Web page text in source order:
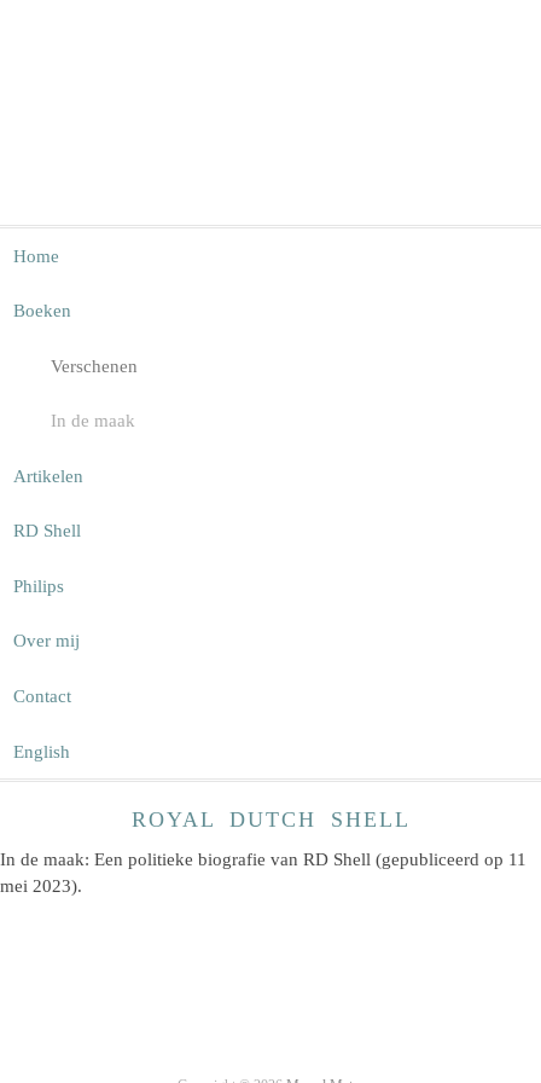
Home
Boeken
Verschenen
In de maak
Artikelen
RD Shell
Philips
Over mij
Contact
English
ROYAL DUTCH SHELL
In de maak: Een politieke biografie van RD Shell (gepubliceerd op 11
mei 2023).